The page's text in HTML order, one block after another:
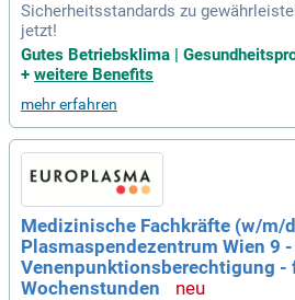
Sicherheitsstandards zu
jetzt!
Gutes Betriebsklima |
+ weitere Benefits
mehr erfahren
Medizinische Fachkräfte (w/m/
Plasmaspendezentrum Wien 9
Venenpunktionsberechtigung -
Wochenstunden